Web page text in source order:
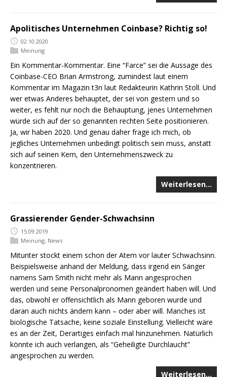
Apolitisches Unternehmen Coinbase? Richtig so!
02.10.2020
Meinung
Ein Kommentar-Kommentar. Eine “Farce” sei die Aussage des
Coinbase-CEO Brian Armstrong, zumindest laut einem
Kommentar im Magazin t3n laut Redakteurin Kathrin Stoll. Und
wer etwas Anderes behauptet, der sei von gestern und so
weiter, es fehlt nur noch die Behauptung, jenes Unternehmen
würde sich auf der so genannten rechten Seite positionieren.
Ja, wir haben 2020. Und genau daher frage ich mich, ob
jegliches Unternehmen unbedingt politisch sein muss, anstatt
sich auf seinen Kern, den Unternehmenszweck zu
konzentrieren.
Weiterlesen…
Grassierender Gender-Schwachsinn
15.09.2019
Meinung, News
Mitunter stockt einem schon der Atem vor lauter Schwachsinn.
Beispielsweise anhand der Meldung, dass irgend ein Sänger
namens Sam Smith nicht mehr als Mann angesprochen
werden und seine Personalpronomen geändert haben will. Und
das, obwohl er offensichtlich als Mann geboren wurde und
daran auch nichts ändern kann – oder aber will. Manches ist
biologische Tatsache, keine soziale Einstellung. Vielleicht wäre
es an der Zeit, Derartiges einfach mal hinzunehmen. Natürlich
könnte ich auch verlangen, als “Geheiligte Durchlaucht”
angesprochen zu werden.
Weiterlesen…